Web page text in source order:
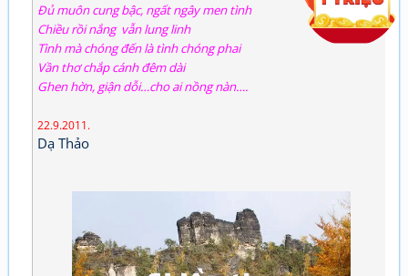
Đủ muôn cung bậc, ngất ngây men tình
Chiều rồi nắng vẫn lung linh
Tình mà chóng đến là tình chóng phai
Vần thơ chắp cánh đêm dài
Ghen hờn, giận dỗi…cho ai nồng nàn….
22.9.2011.
Dạ Thảo